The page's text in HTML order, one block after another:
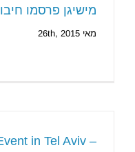
מישיגן פרסמו
מאי 26th, 2015
in Tel Aviv –